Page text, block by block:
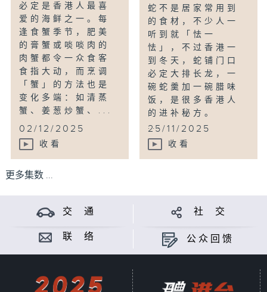
必定是香港人最喜
爱的海鲜之一。每
逢食蟹季节，肥美
的膏蟹或啖啖肉的
肉蟹都令一众食客
食指大动，而烹调
「蟹」的方法也是
变化多端：如清蒸
蟹、姜葱炒蟹、...
02/12/2025
收看
蛇不是居家常用到
的食材，不少人一
听到就「怯一
怯」，不过香港一
到冬天，蛇铺门口
必定大排长龙，一
碗蛇羹加一碗腊味
饭，是很多香港人
的进补秘方。
...
25/11/2025
收看
更多集数 ...
交 通 社 交
联 络 公众回馈